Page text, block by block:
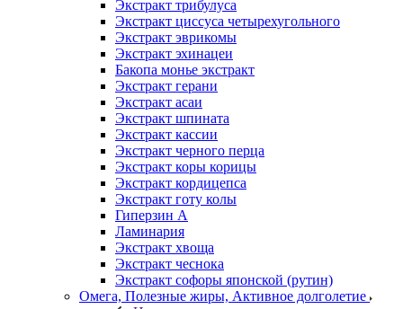
Экстракт трибулуса
Экстракт циссуса четырехугольного
Экстракт эврикомы
Экстракт эхинацеи
Бакопа монье экстракт
Экстракт герани
Экстракт асаи
Экстракт шпината
Экстракт кассии
Экстракт черного перца
Экстракт коры корицы
Экстракт кордицепса
Экстракт готу колы
Гиперзин А
Ламинария
Экстракт хвоща
Экстракт чеснока
Экстракт софоры японской (рутин)
Омега, Полезные жиры, Активное долголетие